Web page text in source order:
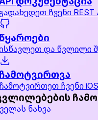
ჩვენი
და წვლილი
ჩვენი
ნახვა